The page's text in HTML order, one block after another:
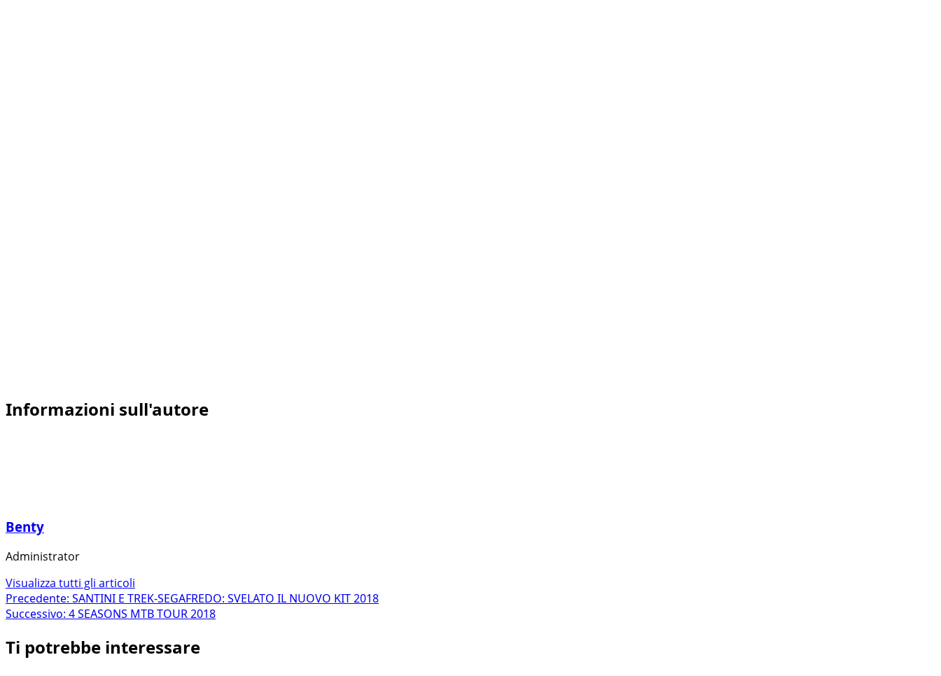
Informazioni sull'autore
Benty
Administrator
Visualizza tutti gli articoli
Navigazione
articolo
Precedente: SANTINI E TREK-SEGAFREDO: SVELATO IL NUOVO KIT 2018
Successivo: 4 SEASONS MTB TOUR 2018
Ti potrebbe interessare